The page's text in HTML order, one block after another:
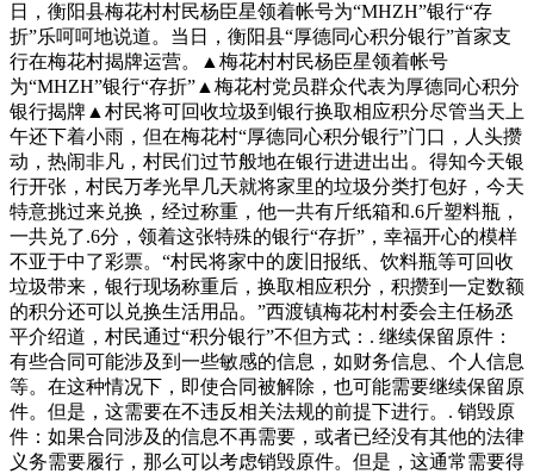
日，衡阳县梅花村村民杨臣星领着帐号为“MHZH”银行“存
折”乐呵呵地说道。当日，衡阳县“厚德同心积分银行”首家支
行在梅花村揭牌运营。▲梅花村村民杨臣星领着帐号
为“MHZH”银行“存折”▲梅花村党员群众代表为厚德同心积分
银行揭牌▲村民将可回收垃圾到银行换取相应积分尽管当天上
午还下着小雨，但在梅花村“厚德同心积分银行”门口，人头攒
动，热闹非凡，村民们过节般地在银行进进出出。得知今天银
行开张，村民万孝光早几天就将家里的垃圾分类打包好，今天
特意挑过来兑换，经过称重，他一共有斤纸箱和.6斤塑料瓶，
一共兑了.6分，领着这张特殊的银行“存折”，幸福开心的模样
不亚于中了彩票。“村民将家中的废旧报纸、饮料瓶等可回收
垃圾带来，银行现场称重后，换取相应积分，积攒到一定数额
的积分还可以兑换生活用品。”西渡镇梅花村村委会主任杨丞
平介绍道，村民通过“积分银行”不但方式：. 继续保留原件：
有些合同可能涉及到一些敏感的信息，如财务信息、个人信息
等。在这种情况下，即使合同被解除，也可能需要继续保留原
件。但是，这需要在不违反相关法规的前提下进行。. 销毁原
件：如果合同涉及的信息不再需要，或者已经没有其他的法律
义务需要履行，那么可以考虑销毁原件。但是，这通常需要得